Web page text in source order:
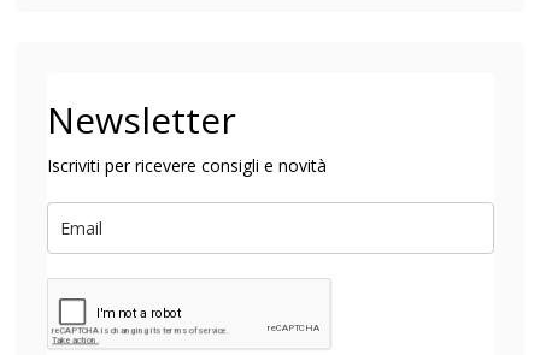
Newsletter
Iscriviti per ricevere consigli e novità